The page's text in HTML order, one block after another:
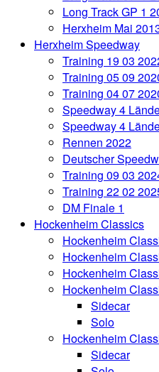
Long Track GP 1
Herxheim Mai
Herxheim Speedway
Training 19 03
Training 05 09
Training 04 07
Speedway 4
Speedway 4
Rennen 2022
Deutscher
Training 09 03
Training 22 02
DM Finale 1
Hockenheim Classics
Hockenheim
Hockenheim
Hockenheim
Hockenheim
Sidecar
Solo
Hockenheim
Sidecar